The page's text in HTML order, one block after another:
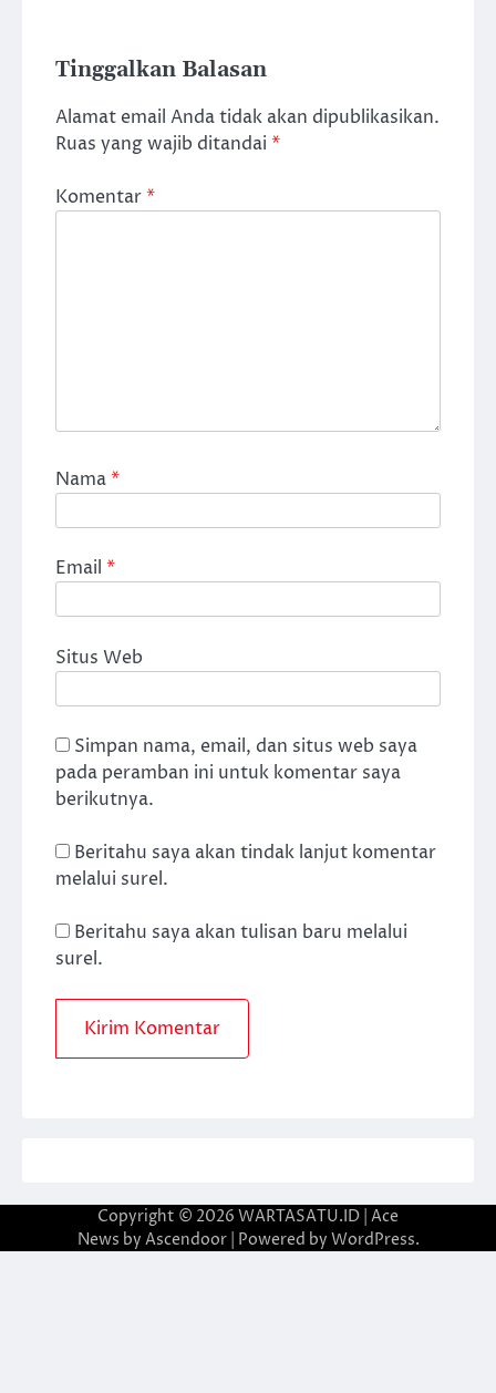
Tinggalkan Balasan
Alamat email Anda tidak akan dipublikasikan.
Ruas yang wajib ditandai *
Komentar*
Nama*
Email *
Situs Web
Simpan nama, email, dan situs web saya
pada peramban ini untuk komentar saya
berikutnya.
Beritahu saya akan tindak lanjut komentar
melalui surel.
Beritahu saya akan tulisan baru melalui
surel.
Copyright © 2026 WARTASATU.ID | Ace
News by Ascendoor| Powered by WordPress.